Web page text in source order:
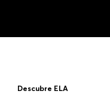
Descubre ELA